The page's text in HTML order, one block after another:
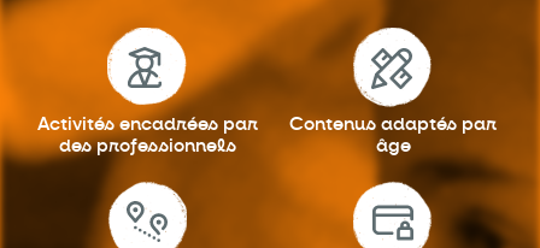
Activités encadrées par
des professionnels
Contenus adaptés par
âge